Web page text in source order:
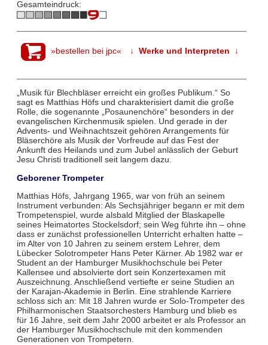
Gesamteindruck:
»bestellen bei jpc« ↓ Werke und Interpreten ↓
„Musik für Blechbläser erreicht ein großes Publikum.“ So
sagt es Matthias Höfs und charakterisiert damit die große
Rolle, die sogenannte „Posaunenchöre“ besonders in der
evangelischen Kirchenmusik spielen. Und gerade in der
Advents- und Weihnachtszeit gehören Arrangements für
Bläserchöre als Musik der Vorfreude auf das Fest der
Ankunft des Heilands und zum Jubel anlässlich der Geburt
Jesu Christi traditionell seit langem dazu.
Geborener Trompeter
Matthias Höfs, Jahrgang 1965, war von früh an seinem
Instrument verbunden: Als Sechsjähriger begann er mit dem
Trompetenspiel, wurde alsbald Mitglied der Blaskapelle
seines Heimatortes Stockelsdorf; sein Weg führte ihn – ohne
dass er zunächst professionellen Unterricht erhalten hatte –
im Alter von 10 Jahren zu seinem erstem Lehrer, dem
Lübecker Solotrompeter Hans Peter Kärner. Ab 1982 war er
Student an der Hamburger Musikhochschule bei Peter
Kallensee und absolvierte dort sein Konzertexamen mit
Auszeichnung. Anschließend vertiefte er seine Studien an
der Karajan-Akademie in Berlin. Eine strahlende Karriere
schloss sich an: Mit 18 Jahren wurde er Solo-Trompeter des
Philharmonischen Staatsorchesters Hamburg und blieb es
für 16 Jahre, seit dem Jahr 2000 arbeitet er als Professor an
der Hamburger Musikhochschule mit den kommenden
Generationen von Trompetern.